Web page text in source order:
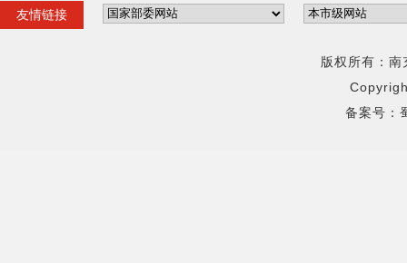
友情链接
版权所有： 南
备案号：